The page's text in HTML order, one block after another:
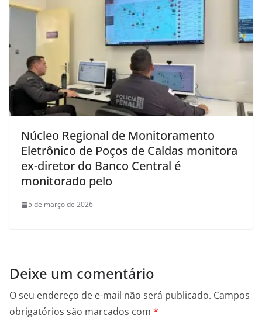
Núcleo Regional de Monitoramento
Eletrônico de Poços de Caldas monitora
ex-diretor do Banco Central é
monitorado pelo
5 de março de 2026
Deixe um comentário
O seu endereço de e-mail não será publicado. Campos
obrigatórios são marcados com *